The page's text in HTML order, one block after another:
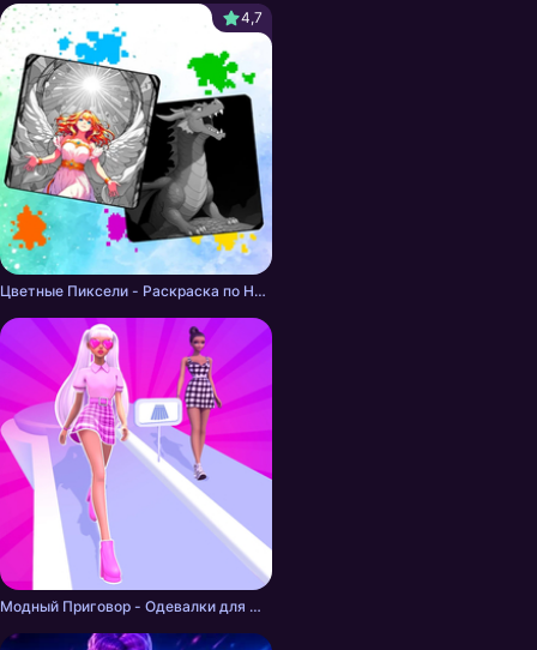
фантастические миры,
наполненные магией,
приключениями и
эпическими сражениями.
4,7
Цветные Пиксели - Раскраска по Номерам
Модный Приговор - Одевалки для Девочек